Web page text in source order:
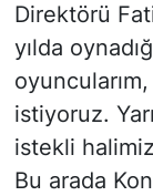
Direktörü
yılda
istiyoruz.
istekli
Bu arada